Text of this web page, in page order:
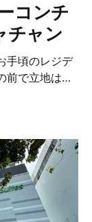
コンチ
チャン
手頃のレジデ
前で立地は文